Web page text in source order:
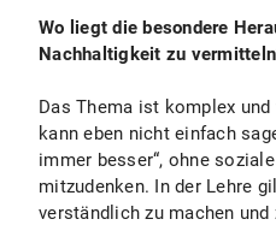
Wo liegt die besondere
Nachhaltigkeit zu
Das Thema ist komplex
kann eben nicht einfach
immer besser“, ohne
mitzudenken. In der Lehre
verständlich zu machen